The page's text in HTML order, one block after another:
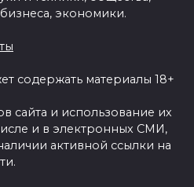
экономики.
содержать материалы 18+
сайта и использование их
и в электронных СМИ,
активной ссылки на